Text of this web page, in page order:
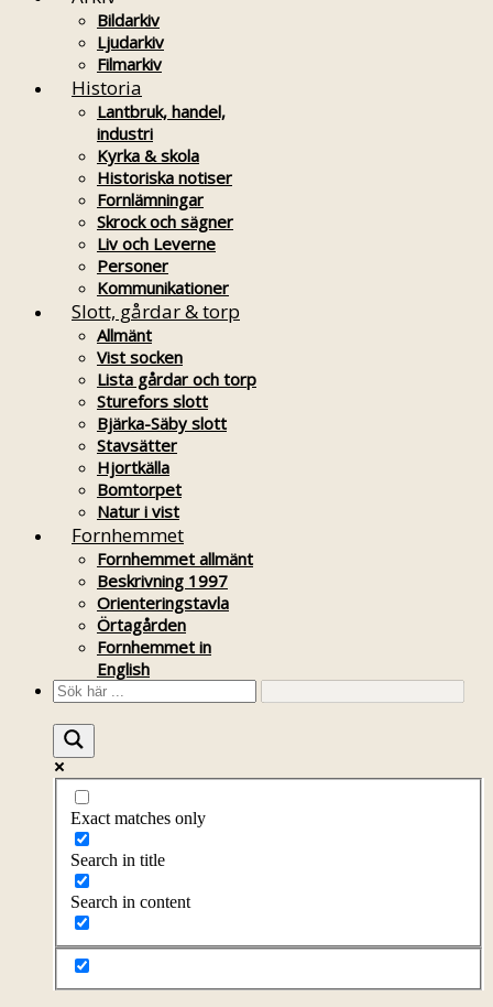
Bildarkiv
Ljudarkiv
Filmarkiv
Historia
Lantbruk, handel,
industri
Kyrka & skola
Historiska notiser
Fornlämningar
Skrock och sägner
Liv och Leverne
Personer
Kommunikationer
Slott, gårdar & torp
Allmänt
Vist socken
Lista gårdar och torp
Sturefors slott
Bjärka-Säby slott
Stavsätter
Hjortkälla
Bomtorpet
Natur i vist
Fornhemmet
Fornhemmet allmänt
Beskrivning 1997
Orienteringstavla
Örtagården
Fornhemmet in
English
Exact matches only
Search in title
Search in content